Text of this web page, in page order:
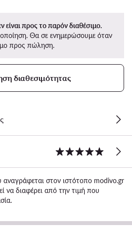
είναι προς το παρόν διαθέσιμο.
Θα σε ενημερώσουμε όταν
προς πώληση.
διαθεσιμότητας
στον ιστότοπο modivo.gr
να διαφέρει από την τιμή που